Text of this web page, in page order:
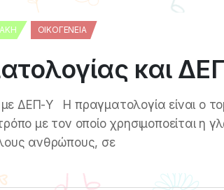
ΟΙΚΟΓΈΝΕΙΑ
και
με ΔΕΠ-Υ Η πραγματολογία είναι ο
με τον οποίο χρησιμοποείται η
ανθρώπους, σε